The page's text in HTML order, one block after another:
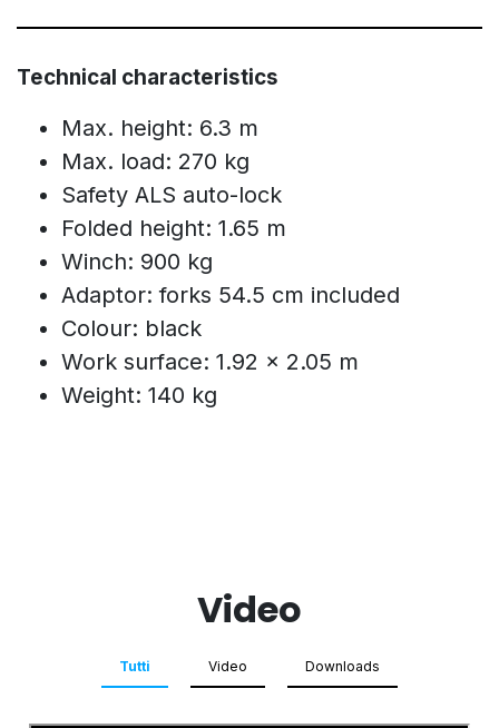
Technical characteristics
Max. height: 6.3 m
Max. load: 270 kg
Safety ALS auto-lock
Folded height: 1.65 m
Winch: 900 kg
Adaptor: forks 54.5 cm included
Colour: black
Work surface: 1.92 x 2.05 m
Weight: 140 kg
Video
Tutti Video Downloads